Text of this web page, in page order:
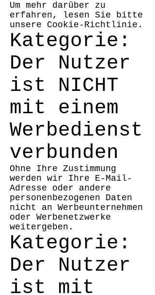
Um mehr darüber zu
erfahren, lesen Sie bitte
unsere Cookie-Richtlinie.
Kategorie:
Der Nutzer
ist NICHT
mit einem
Werbedienst
verbunden
Ohne Ihre Zustimmung
werden wir Ihre E-Mail-
Adresse oder andere
personenbezogenen Daten
nicht an Werbeunternehmen
oder Werbenetzwerke
weitergeben.
Kategorie:
Der Nutzer
ist mit